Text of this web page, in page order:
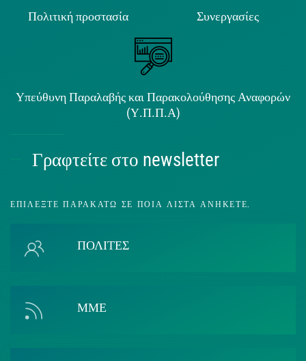
Πολιτική προστασία Συνεργασίες
Υπεύθυνη Παραλαβής και Παρακολούθησης Αναφορών
(Υ.Π.Π.Α)
Γραφτείτε στο newsletter
ΕΠΙΛΈΞΤΕ ΠΑΡΑΚΆΤΩ ΣΕ ΠΟΙΑ ΛΊΣΤΑ ΑΝΉΚΕΤΕ.
ΠΟΛΙΤΕΣ
ΜΜΕ